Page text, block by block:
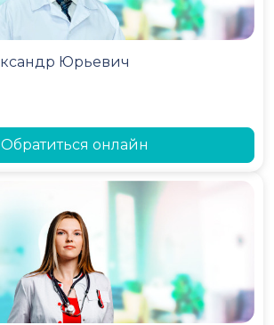
Юрьевич
Обратиться онлайн